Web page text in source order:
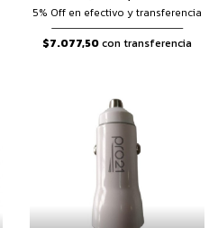
5% Off en efectivo y transferencia
$7.077,50con transferencia